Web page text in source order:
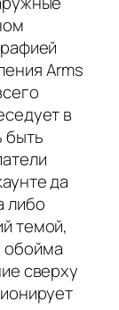
Arms
в
быть
да
либо
темой,
обойма
сверху